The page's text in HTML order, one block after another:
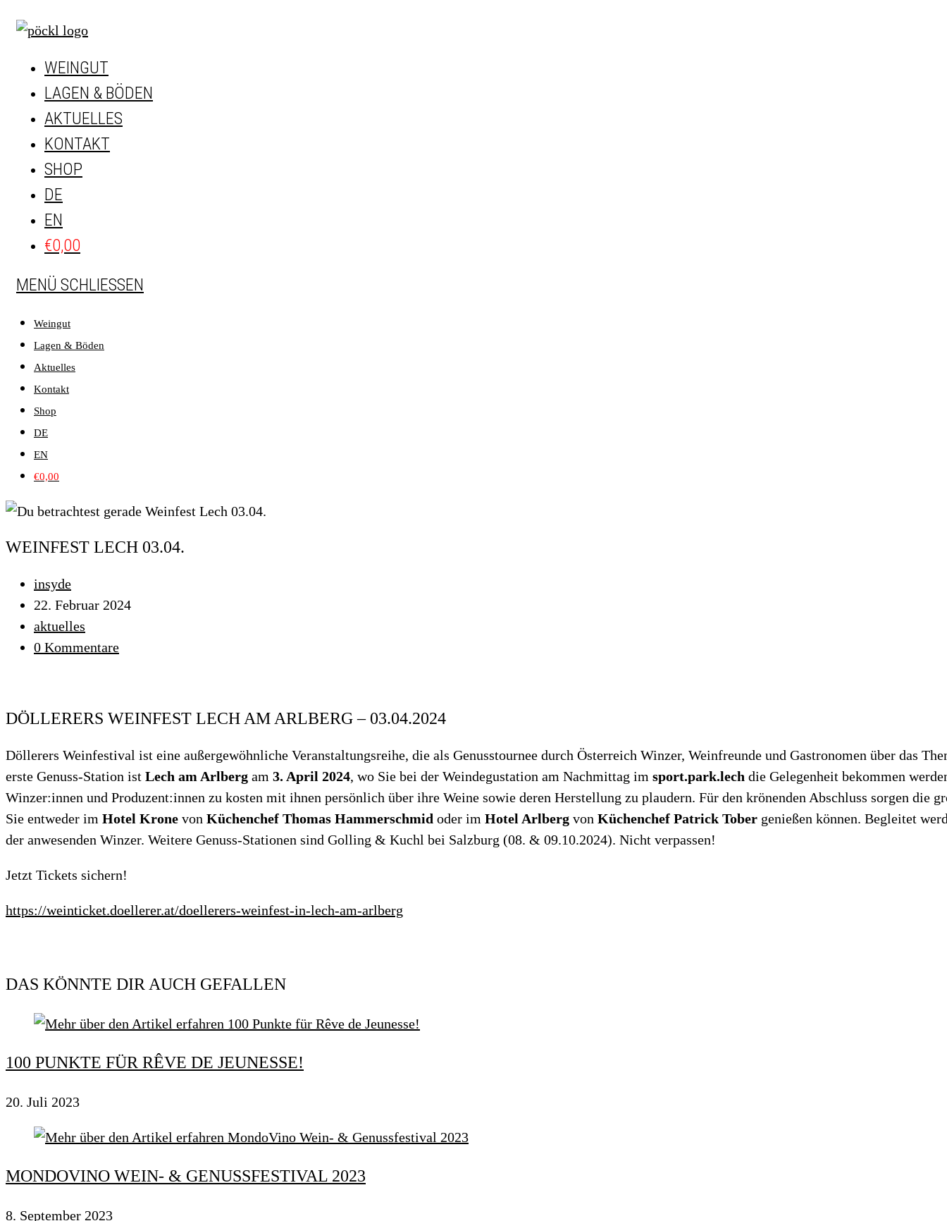
Inhalt
springenWEINGUT
LAGEN & BÖDEN
AKTUELLES
KONTAKT
SHOP
DE
EN
€0,00
MENÜ SCHLIESSEN
Weingut
Lagen & Böden
Aktuelles
Kontakt
Shop
DE
EN
€0,00
WEINFEST LECH 03.04.
Beitrags-
Autor:
insyde
Beitrag
veröffentlicht:
22. Februar 2024
Beitrags-
Kategorie:
aktuelles
Beitrags-
0 Kommentare
DÖLLERERS WEINFEST LECH AM ARLBERG – 03.04.2024
Döllerers Weinfestival ist eine außergewöhnliche Veranstaltungsreihe, die als Genusstournee durch Österreich Winzer, Weinfreunde und Gastronomen über das
erste Genuss-Station ist Lech am Arlberg am 3. April 2024, wo Sie bei der Weindegustation am Nachmittag im sport.park.lech die Gelegenheit bekommen
Winzer:innen und Produzent:innen zu kosten mit ihnen persönlich über ihre Weine sowie deren Herstellung zu plaudern. Für den krönenden Abschluss sorgen die
Sie entweder im Hotel Krone von Küchenchef Thomas Hammerschmid oder im Hotel Arlberg von Küchenchef Patrick Tober genießen können. Begleitet
der anwesenden Winzer. Weitere Genuss-Stationen sind Golling & Kuchl bei Salzburg (08. & 09.10.2024). Nicht verpassen!
Jetzt Tickets sichern!
https://weinticket.doellerer.at/doellerers-weinfest-in-lech-am-arlberg
DAS KÖNNTE DIR AUCH GEFALLEN
100 PUNKTE FÜR RÊVE DE JEUNESSE!
20. Juli 2023
MONDOVINO WEIN- & GENUSSFESTIVAL 2023
8. September 2023